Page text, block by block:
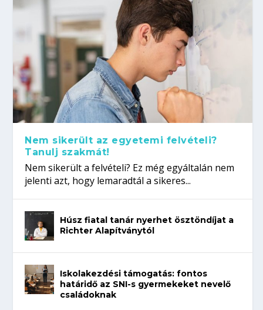
Nem sikerült az egyetemi felvételi?
Tanulj szakmát!
Nem sikerült a felvételi? Ez még egyáltalán nem
jelenti azt, hogy lemaradtál a sikeres...
Húsz fiatal tanár nyerhet ösztöndíjat a
Richter Alapítványtól
Iskolakezdési támogatás: fontos
határidő az SNI-s gyermekeket nevelő
családoknak